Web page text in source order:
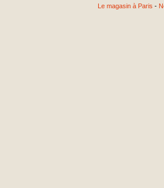
Le magasin à Paris -